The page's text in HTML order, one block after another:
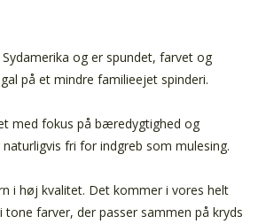
og er spundet, farvet og
på et mindre familieejet spinderi.
med fokus på bæredygtighed og
fri for indgreb som mulesing.
i høj kvalitet. Det kommer i vores helt
tone farver, der passer sammen på kryds